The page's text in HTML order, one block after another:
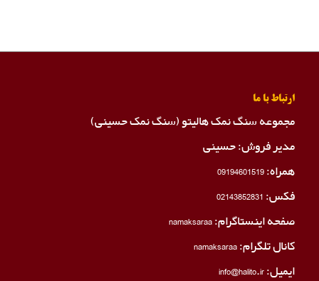
ارتباط با ما
مجموعه سنگ نمک هالیتو (سنگ نمک حسینی)
مدیر فروش: حسینی
همراه:09194601519
فکس:02143852831
صفحه اینستاگرام:namaksaraa
کانال تلگرام:namaksaraa
ایمیل: info@halito.ir